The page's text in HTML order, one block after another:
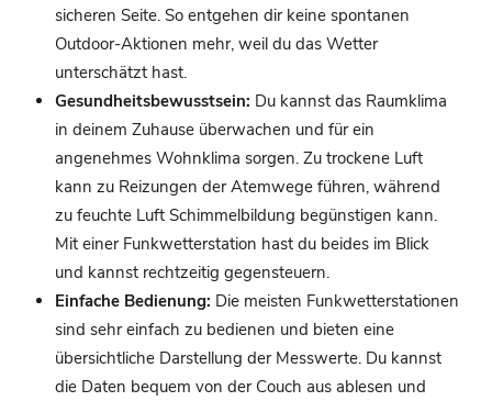
sicheren Seite. So entgehen dir keine spontanen
Outdoor-Aktionen mehr, weil du das Wetter
unterschätzt hast.
Gesundheitsbewusstsein: Du kannst das Raumklima
in deinem Zuhause überwachen und für ein
angenehmes Wohnklima sorgen. Zu trockene Luft
kann zu Reizungen der Atemwege führen, während
zu feuchte Luft Schimmelbildung begünstigen kann.
Mit einer Funkwetterstation hast du beides im Blick
und kannst rechtzeitig gegensteuern.
Einfache Bedienung: Die meisten Funkwetterstationen
sind sehr einfach zu bedienen und bieten eine
übersichtliche Darstellung der Messwerte. Du kannst
die Daten bequem von der Couch aus ablesen und